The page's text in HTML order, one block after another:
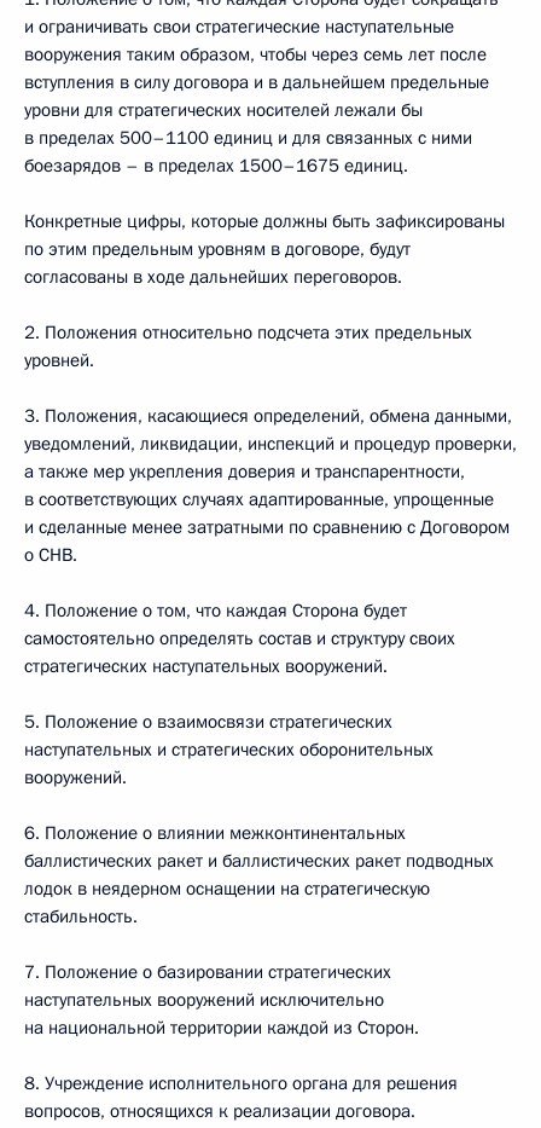
и ограничивать свои стратегические наступательные
вооружения таким образом, чтобы через семь лет после
вступления в силу договора и в дальнейшем предельные
уровни для стратегических носителей лежали бы
в пределах 500–1100 единиц и для связанных с ними
боезарядов – в пределах 1500–1675 единиц.
Конкретные цифры, которые должны быть зафиксированы
по этим предельным уровням в договоре, будут
согласованы в ходе дальнейших переговоров.
2. Положения относительно подсчета этих предельных
уровней.
3. Положения, касающиеся определений, обмена данными,
уведомлений, ликвидации, инспекций и процедур проверки,
а также мер укрепления доверия и транспарентности,
в соответствующих случаях адаптированные, упрощенные
и сделанные менее затратными по сравнению с Договором
о СНВ.
4. Положение о том, что каждая Сторона будет
самостоятельно определять состав и структуру своих
стратегических наступательных вооружений.
5. Положение о взаимосвязи стратегических
наступательных и стратегических оборонительных
вооружений.
6. Положение о влиянии межконтинентальных
баллистических ракет и баллистических ракет подводных
лодок в неядерном оснащении на стратегическую
стабильность.
7. Положение о базировании стратегических
наступательных вооружений исключительно
на национальной территории каждой из Сторон.
8. Учреждение исполнительного органа для решения
вопросов, относящихся к реализации договора.